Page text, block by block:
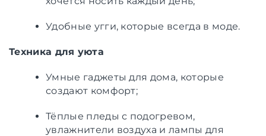
Удобные угги, которые всегда в моде.
Техника для уюта
Умные гаджеты для дома, которые
создают комфорт;
Тёплые пледы с подогревом,
увлажнители воздуха и лампы для